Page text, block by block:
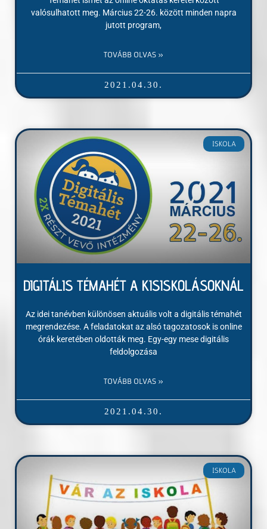
valósulhatott meg. Március 22-26. között minden napra
jutott program,
TOVÁBB OLVAS »
2021.04.30.
ISKOLA
DIGITÁLIS TÉMAHÉT A KISISKOLÁSOKNÁL
Az idei tanévben különösen aktuális volt a digitális témahét
megrendezése. A feladatokat az alsó tagozatosok is online
órák keretében oldották meg. Egy-egy mese digitális
feldolgozása
TOVÁBB OLVAS »
2021.04.30.
ISKOLA